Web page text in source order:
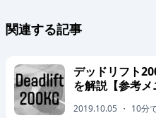
関連する記事
デッドリフト
を解説【参考メ
2019.10.05 ・ 10分